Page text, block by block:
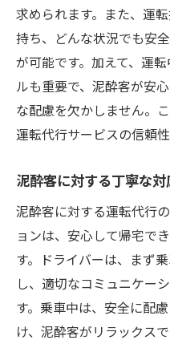
利用者の声から
初めての方にも
リピーターが語
運転代行のプロが
セス
受付から到着ま
ドライバーが行
安全運転を保証
利用者の状態に
安心感を生むコ
泥酔客を安心して
の選び方
求められます。また、運
持ち、どんな状況でも安
が可能です。加えて、運
ルも重要で、泥酔客が安
な配慮を欠かしません。
運転代行サービスの信頼性
泥酔客に対する丁寧な
泥酔客に対する運転代行
ョンは、安心して帰宅で
す。ドライバーは、まず
し、適切なコミュニケー
す。乗車中は、安全に配
け、泥酔客がリラックス